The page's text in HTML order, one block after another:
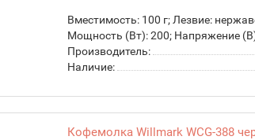
Вместимость: 100 г; Лезвие:
Мощность (Вт): 200; Напряжение
Производитель:
Наличие:
Кофемолка Willmark WCG-388